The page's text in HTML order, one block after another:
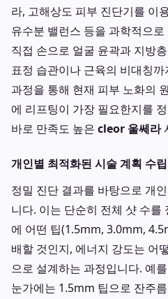
라, 고해상도 피부 진단기를 이
유수분 밸런스 등을 과학적으
직접 손으로 얼굴 윤곽과 지방
표정 습관이나 근육의 비대칭
과정을 통해 현재 피부 노화의
에 리프팅이 가장 필요한지를
바로 만족도 높은 cleor 울쎄라
개인별 최적화된 시술 계획 수립
정밀 진단 결과를 바탕으로 개
니다. 이는 단순히 전체 샷 수를
에 어떤 팁(1.5mm, 3.0mm,
배할 것인지, 에너지 강도는 어
으로 설계하는 과정입니다. 예
눈가에는 1.5mm 팁으로 잔주